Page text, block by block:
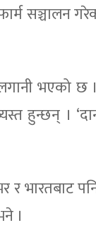
सञ्चालन
भएको छ
हुन्छन् ।
र भारतबाट
।